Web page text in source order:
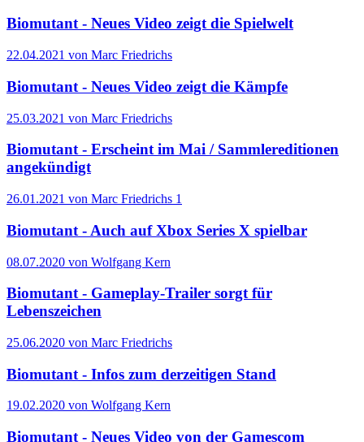
Biomutant - Neues Video zeigt die Spielwelt
22.04.2021 von Marc Friedrichs
Biomutant - Neues Video zeigt die Kämpfe
25.03.2021 von Marc Friedrichs
Biomutant - Erscheint im Mai / Sammlereditionen
angekündigt
26.01.2021 von Marc Friedrichs 1
Biomutant - Auch auf Xbox Series X spielbar
08.07.2020 von Wolfgang Kern
Biomutant - Gameplay-Trailer sorgt für
Lebenszeichen
25.06.2020 von Marc Friedrichs
Biomutant - Infos zum derzeitigen Stand
19.02.2020 von Wolfgang Kern
Biomutant - Neues Video von der Gamescom